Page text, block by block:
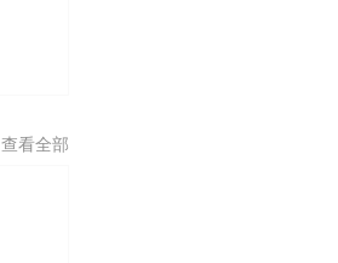
查看全部